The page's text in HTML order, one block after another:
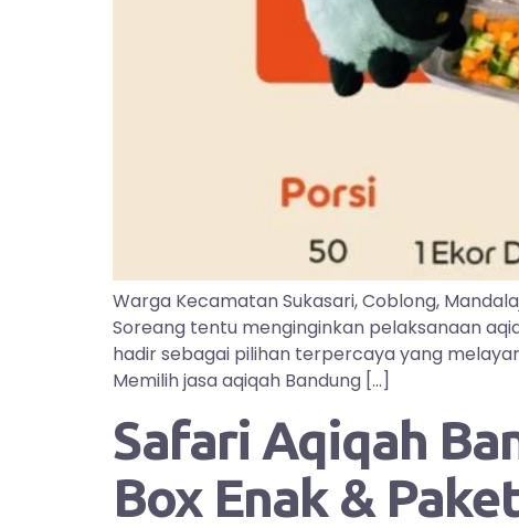
Warga Kecamatan Sukasari, Coblong,
Soreang tentu menginginkan pelaksanaan
hadir sebagai pilihan terpercaya yang
Memilih jasa aqiqah Bandung […]
Safari Aqiqah
Box Enak &